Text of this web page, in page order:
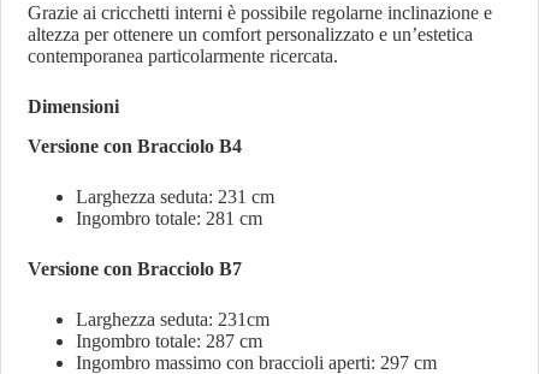
Grazie ai cricchetti interni è possibile regolarne inclinazione e
altezza per ottenere un comfort personalizzato e un’estetica
contemporanea particolarmente ricercata.
Dimensioni
Versione con Bracciolo B4
Larghezza seduta: 231 cm
Ingombro totale: 281 cm
Versione con Bracciolo B7
Larghezza seduta: 231cm
Ingombro totale: 287 cm
Ingombro massimo con braccioli aperti: 297 cm